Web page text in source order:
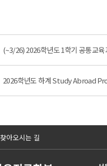
(~3/26) 2026학년도 1학기 공통교
2026학년도 하계 Study Abroad
찾아오시는 길